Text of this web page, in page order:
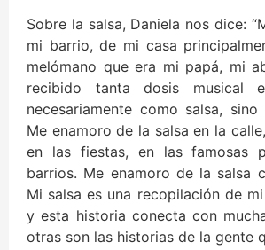
Sobre la salsa, Daniela nos dice:
mi barrio, de mi casa
melómano que era mi papá, mi
recibido tanta dosis musical
necesariamente como salsa,
Me enamoro de la salsa en la
en las fiestas, en las famosas
barrios. Me enamoro de la salsa
Mi salsa es una recopilación de
y esta historia conecta con
otras son las historias de la gente